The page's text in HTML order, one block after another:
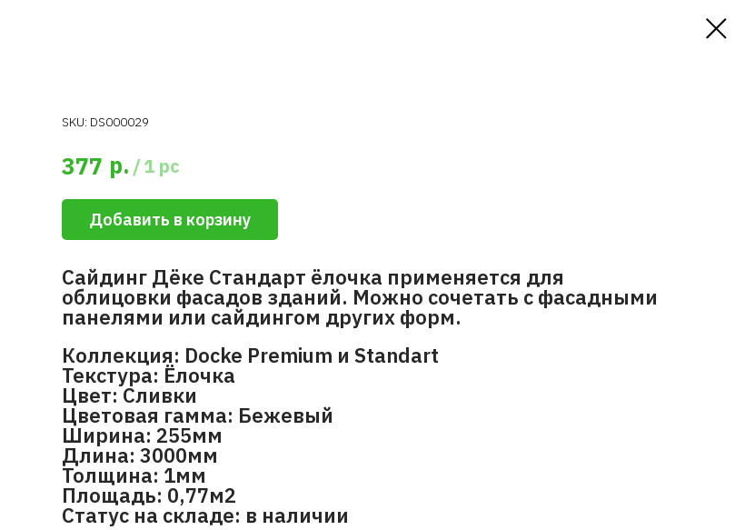
SKU: DS000029
377 р. /1 pc
Добавить в корзину
Сайдинг Дёке Стандарт ёлочка применяется для
облицовки фасадов зданий. Можно сочетать с фасадными
панелями или сайдингом других форм.
Коллекция: Docke Premium и Standart
Текстура: Ёлочка
Цвет: Сливки
Цветовая гамма: Бежевый
Ширина: 255мм
Длина: 3000мм
Толщина: 1мм
Площадь: 0,77м2
Статус на складе: в наличии